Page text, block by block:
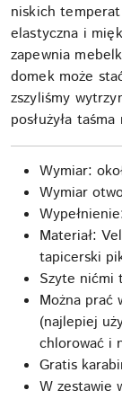
niskich
elastyczna i
zapewnia
domek może
zszyliśmy
posłużyła
Wymiar:
Wymiar
Materiał:
tapicerski
Szyte nićmi
Można prać
(najlepiej
chlorować i
Gratis
W zestawie